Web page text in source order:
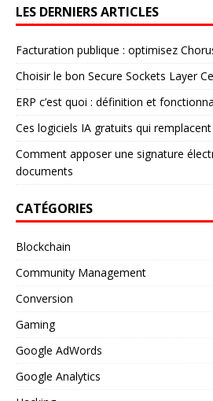
LES DERNIERS ARTICLES
Facturation publique : optimisez
Choisir le bon Secure Sockets Layer
ERP c’est quoi : définition et
Ces logiciels IA gratuits qui
Comment apposer une signature
documents
CATÉGORIES
Blockchain
Community Management
Conversion
Gaming
Google AdWords
Google Analytics